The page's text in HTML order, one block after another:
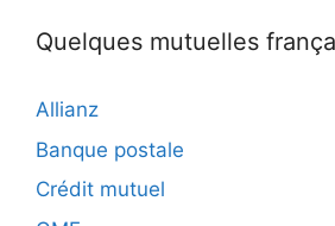
Quelques mutuelles
Allianz
Banque postale
Crédit mutuel